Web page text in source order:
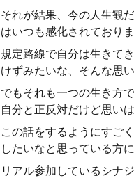
それが結果、今の人生観
はいつも感化されておりま
規定路線で自分は生きて
けずみたいな、そんな思
でもそれも一つの生き方
自分と正反対だけど思い
この話をするようにすご
したいなと思っている方
リアル参加しているシナ